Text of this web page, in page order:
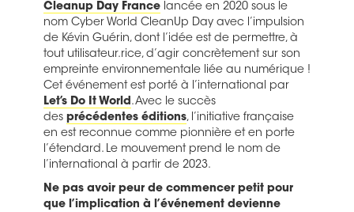
Cleanup Day France lancée en 2020 sous le
nom Cyber World CleanUp Day avec l’impulsion
de Kévin Guérin, dont l’idée est de permettre, à
tout utilisateur.rice, d’agir concrètement sur son
empreinte environnementale liée au numérique !
Cet événement est porté à l’international par
Let’s Do It World. Avec le succès
des précédentes éditions, l’initiative française
en est reconnue comme pionnière et en porte
l’étendard. Le mouvement prend le nom de
l’international à partir de 2023.
Ne pas avoir peur de commencer petit pour
que l’implication à l’événement devienne